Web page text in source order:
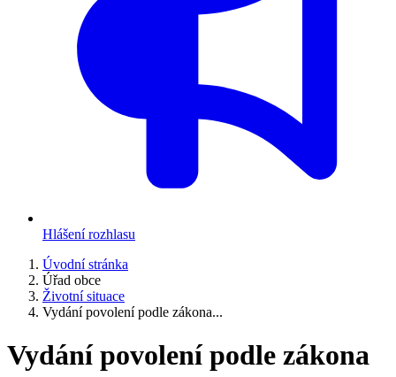
Hlášení rozhlasu
Úvodní stránka
Úřad obce
Životní situace
Vydání povolení podle zákona...
Vydání povolení podle zákona